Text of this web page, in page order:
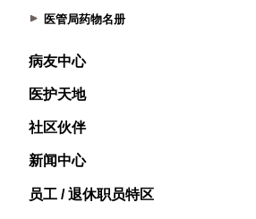
医管局药物名册
病友中心
医护天地
社区伙伴
新闻中心
员工 / 退休职员特区